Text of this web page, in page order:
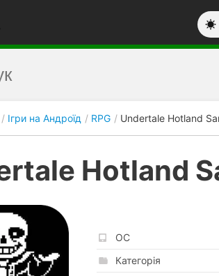
Ігри на Андроїд RPG Undertale Hotland
Hotland
ОС
Категорія